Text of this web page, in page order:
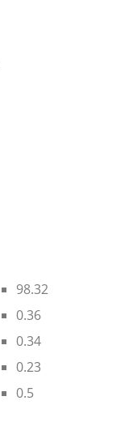
98.32
0.36
0.34
0.23
0.5